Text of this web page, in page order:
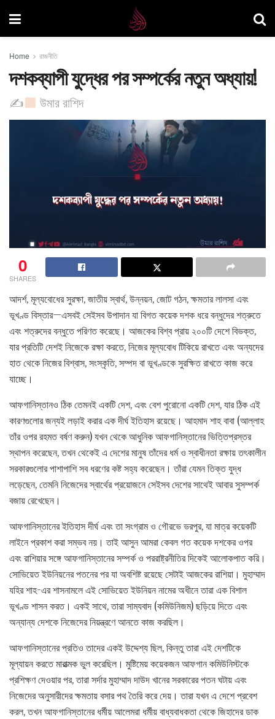
Home রাজনীতি
দশকব্যাপী যুদ্ধের পর সম্পর্কের নতুন অধ্যায়!
✍ উমার রাশিদ
0
SHARES
আদর্শ, মূল্যবোধের সুরক্ষা, জাতীয় স্বার্থ, উন্নয়ন, জোট গঠন, ক্ষমতার লালসা এবং
ভূখণ্ড বিস্তার—এসবই সেইসব উপাদান যা বিগত কয়েক দশক ধরে বন্ধুদের শত্রুতে
এবং শত্রুদের বন্ধুতে পরিণত করেছে। আজকের বিশ্ব প্রায় ২০০টি দেশে বিভক্ত,
যার প্রতিটি দেশই নিজেকে রক্ষা করতে, নিজের মূল্যবোধ টিকিয়ে রাখতে এবং অন্যদের
হাত থেকে নিজের বিশ্বাস, সংস্কৃতি, সম্পদ বা ভূখণ্ডকে সুরক্ষিত রাখতে কাজ করে
যাচ্ছে।
আফগানিস্তানও ঠিক তেমনই একটি দেশ, এবং বেশ পুরোনো একটি দেশ, যার ঠিক এই
কারণগুলোর জন্যই লড়াই করার এক দীর্ঘ ইতিহাস রয়েছে। আহমাদ শাহ বাবা (আল্লাহ
তাঁর ওপর রহমত বর্ষণ করুন) যখন থেকে আধুনিক আফগানিস্তানের ভিত্তিপ্রস্তর
স্থাপন করেছেন, তখন থেকেই এ দেশের মানুষ তাঁদের ধর্ম ও স্বাধীনতা রক্ষায় তৎকালীন
সরকারগুলোর পাশাপাশি সব ধরণের কষ্ট সহ্য করেছেন। তাঁরা যেমন তিক্ত যুদ্ধ
লড়েছেন, তেমনি নিজেদের স্বার্থের প্রয়োজনে সেইসব দেশের সাথেই আবার সুসম্পর্ক
বজায় রেখেছেন।
আফগানিস্তানের ইতিহাস দীর্ঘ এবং তা সংগ্রাম ও গৌরভে ভরপুর, যা মাত্র কয়েকটি
লাইনে প্রকাশ করা সম্ভব নয়। তাই আসুন আমরা কেবল গত কয়েক দশকের ওপর
এবং রাশিয়ার সঙ্গে আফগানিস্তানের সম্পর্ক ও পররাষ্ট্রনীতির দিকেই আলোকপাত করি।
সোভিয়েত ইউনিয়নের পতনের পর যা অবশিষ্ট রয়েছে সেটাই আজকের রাশিয়া। মুহাম্মাদ
যহির শাহ-এর শাসনামলে এই সোভিয়েত ইউনিয়ন নামের অধীনে তারা এক বিশাল
ভূখণ্ড শাসন করত। একই সাথে, তারা সাম্যবাদ (কমিউনিজম) ছড়িয়ে দিতে এবং
অন্যান্য দেশকে নিজেদের নিয়ন্ত্রণে আনতে কাজ করছিল।
আফগানিস্তানের প্রতিও তাদের একই উদ্দেশ্য ছিল, কিন্তু তারা এই দেশটিকে
মূল্যায়ন করতে মারাত্মক ভুল করেছিল। মুষ্টিমেয় কয়েকজন আফগান কমিউনিস্টকে
প্রশিক্ষণ দেওয়ার পর, তারা সর্দার মুহাম্মাদ দাউদ খানের সরকারের পতন ঘটায় এবং
নিজেদের অনুসারীদের ক্ষমতায় বসার পথ তৈরি করে দেয়। তারা যখন এ দেশে প্রবেশ
করল, তখন আফগানিস্তানের ধর্মীয় আলেমরা ধর্মীয় বাধ্যবাধকতা থেকে জিহাদের ডাক